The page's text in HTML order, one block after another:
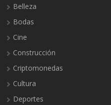
Belleza
Bodas
Cine
Construcción
Criptomonedas
Cultura
Deportes